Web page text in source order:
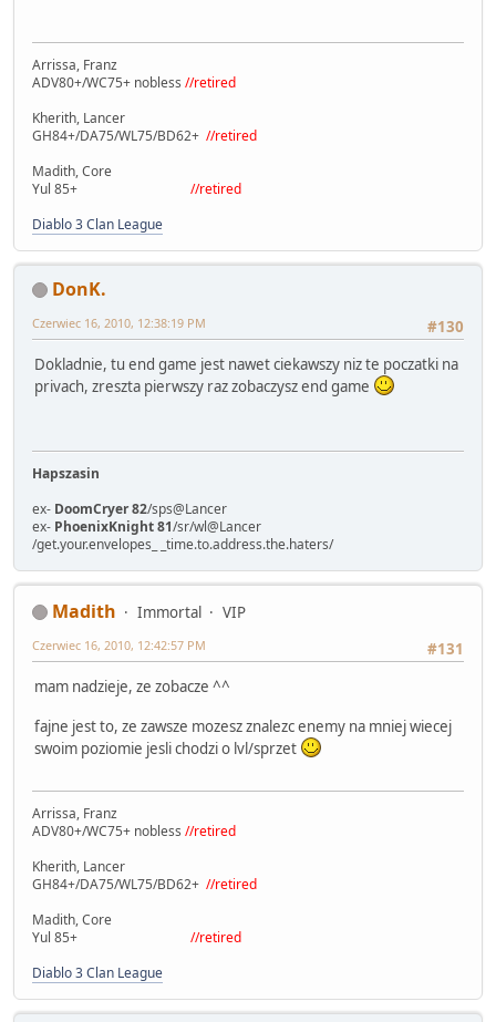
Arrissa, Franz
ADV80+/WC75+ nobless //retired
Kherith, Lancer
GH84+/DA75/WL75/BD62+ //retired
Madith, Core
Yul 85+ //retired
Diablo 3 Clan League
DonK.
#130
Czerwiec 16, 2010, 12:38:19 PM
Dokladnie, tu end game jest nawet ciekawszy niz te poczatki na
privach, zreszta pierwszy raz zobaczysz end game
Hapszasin
ex- DoomCryer 82/sps@Lancer
ex- PhoenixKnight 81/sr/wl@Lancer
/get.your.envelopes_ _time.to.address.the.haters/
Madith Immortal
VIP
#131
Czerwiec 16, 2010, 12:42:57 PM
mam nadzieje, ze zobacze ^^
fajne jest to, ze zawsze mozesz znalezc enemy na mniej wiecej
swoim poziomie jesli chodzi o lvl/sprzet
Arrissa, Franz
ADV80+/WC75+ nobless //retired
Kherith, Lancer
GH84+/DA75/WL75/BD62+ //retired
Madith, Core
Yul 85+ //retired
Diablo 3 Clan League